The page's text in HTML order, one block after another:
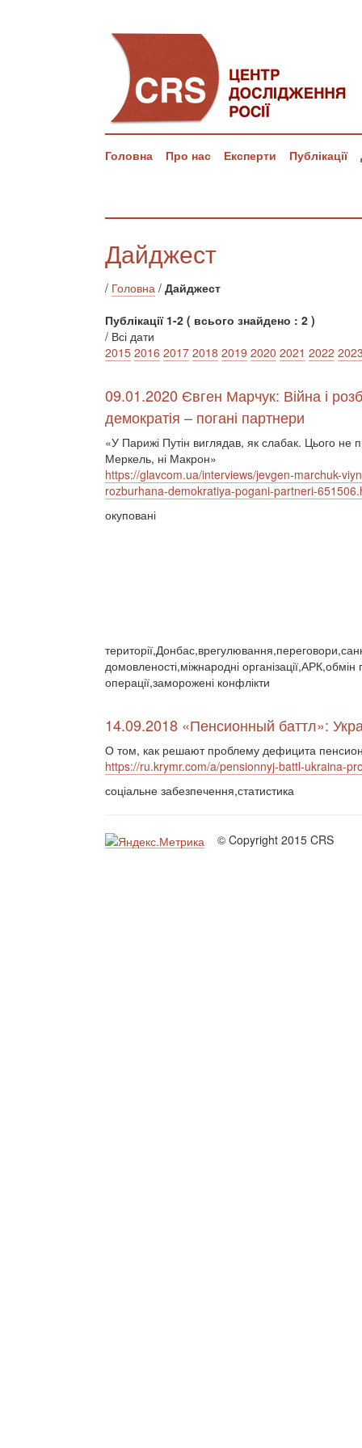
Головна Про нас Експерти Публікації
Дайджест
/ Головна / Дайджест
Публікації 1-2 ( всього знайдено : 2 )
/ Всі дати
2015 2016 2017 2018 2019 2020 2021 2022
09.01.2020 Євген Марчук: Війна і
демократія – погані партнери
«У Парижі Путін виглядав, як слабак. Цього не
Меркель, ні Макрон»
https://glavcom.ua/interviews/jevgen-marchuk-
rozburhana-demokratiya-pogani-partneri-
окуповані
домовленості,міжнародні
операції,заморожені конфлікти
14.09.2018 «Пенсионный баттл»:
О том, как решают проблему дефицита
https://ru.krymr.com/a/pensionnyj-battl-ukraina-
соціальне забезпечення,статистика
© Copyright 2015 CRS